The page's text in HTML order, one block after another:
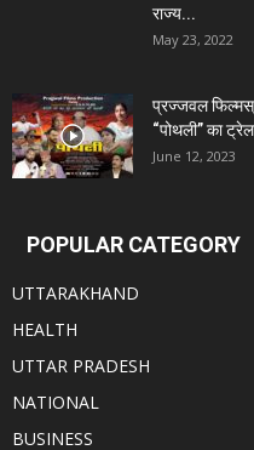
राज्य...
May 23, 2022
प्रज्जवल फिल्मस्
“पोथली” का
June 12, 2023
POPULAR CATEGORY
UTTARAKHAND
HEALTH
UTTAR PRADESH
NATIONAL
BUSINESS